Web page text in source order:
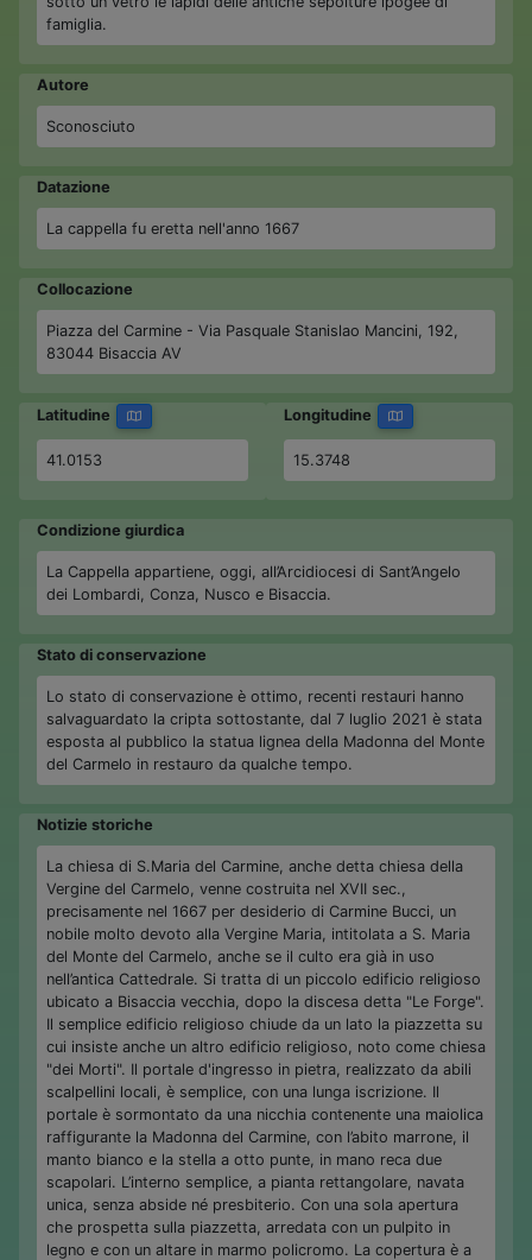
famiglia.
Autore
Sconosciuto
Datazione
La cappella fu eretta nell'anno 1667
Collocazione
Piazza del Carmine - Via Pasquale Stanislao Mancini, 192,
83044 Bisaccia AV
Latitudine
41.0153
Longitudine
15.3748
Condizione giurdica
La Cappella appartiene, oggi, all’Arcidiocesi di Sant’Angelo
dei Lombardi, Conza, Nusco e Bisaccia.
Stato di conservazione
Lo stato di conservazione è ottimo, recenti restauri hanno
salvaguardato la cripta sottostante, dal 7 luglio 2021 è stata
esposta al pubblico la statua lignea della Madonna del Monte
del Carmelo in restauro da qualche tempo.
Notizie storiche
La chiesa di S.Maria del Carmine, anche detta chiesa della
Vergine del Carmelo, venne costruita nel XVII sec.,
precisamente nel 1667 per desiderio di Carmine Bucci, un
nobile molto devoto alla Vergine Maria, intitolata a S. Maria
del Monte del Carmelo, anche se il culto era già in uso
nell’antica Cattedrale. Si tratta di un piccolo edificio religioso
ubicato a Bisaccia vecchia, dopo la discesa detta "Le Forge".
Il semplice edificio religioso chiude da un lato la piazzetta su
cui insiste anche un altro edificio religioso, noto come chiesa
"dei Morti". Il portale d'ingresso in pietra, realizzato da abili
scalpellini locali, è semplice, con una lunga iscrizione. Il
portale è sormontato da una nicchia contenente una maiolica
raffigurante la Madonna del Carmine, con l’abito marrone, il
manto bianco e la stella a otto punte, in mano reca due
scapolari. L’interno semplice, a pianta rettangolare, navata
unica, senza abside né presbiterio. Con una sola apertura
che prospetta sulla piazzetta, arredata con un pulpito in
legno e con un altare in marmo policromo. La copertura è a